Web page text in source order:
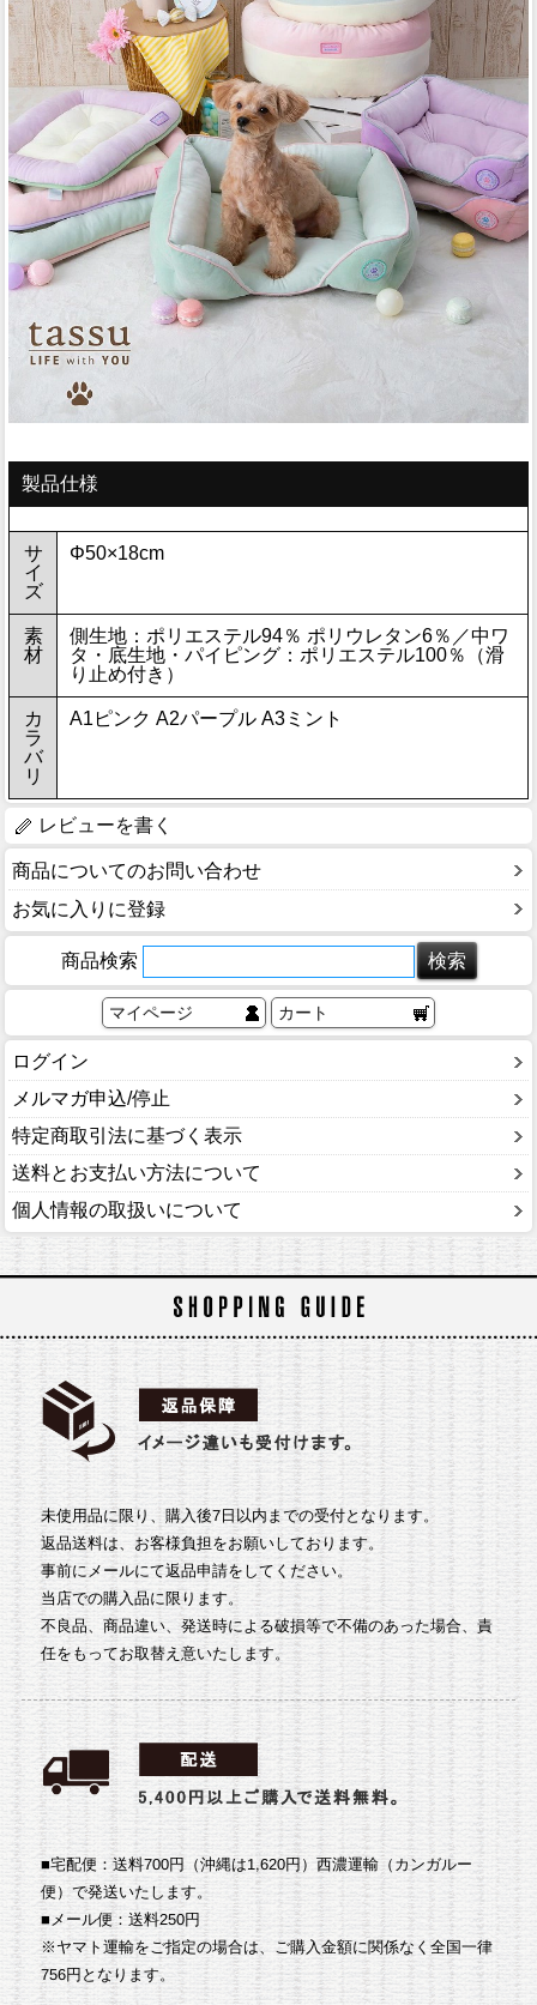
製品仕様
サ
イ
ズ
Φ50×18cm
素
材
側生地：ポリエステル94％ ポリウレタン6％／中ワ
タ・底生地・パイピング：ポリエステル100％（滑
り止め付き）
カ
ラ
バ
リ
A1ピンク A2パープル A3ミント
レビューを書く
商品についてのお問い合わせ
お気に入りに登録
商品検索
マイページ カート
ログイン
メルマガ申込/停止
特定商取引法に基づく表示
送料とお支払い方法について
個人情報の取扱いについて
未使用品に限り、購入後7日以内までの受付となります。
返品送料は、お客様負担をお願いしております。
事前にメールにて返品申請をしてください。
当店での購入品に限ります。
不良品、商品違い、発送時による破損等で不備のあった場合、責
任をもってお取替え意いたします。
■宅配便：送料700円（沖縄は1,620円）西濃運輸（カンガルー
便）で発送いたします。
■メール便：送料250円
※ヤマト運輸をご指定の場合は、ご購入金額に関係なく全国一律
756円となります。